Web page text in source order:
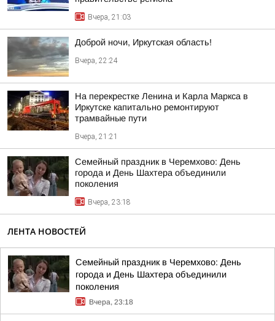
Вчера, 21:03
Доброй ночи, Иркутская область!
Вчера, 22:24
На перекрестке Ленина и Карла Маркса в
Иркутске капитально ремонтируют
трамвайные пути
Вчера, 21:21
Семейный праздник в Черемхово: День
города и День Шахтера объединили
поколения
Вчера, 23:18
ЛЕНТА НОВОСТЕЙ
Семейный праздник в Черемхово: День
города и День Шахтера объединили
поколения
Вчера, 23:18